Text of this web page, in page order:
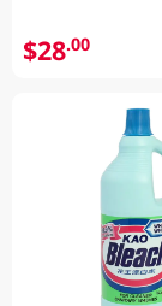
$28.00